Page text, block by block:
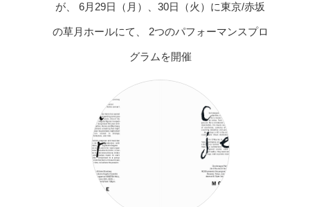
が、 6月29日（月）、30日（火）に東京/赤坂
の草月ホールにて、 2つのパフォーマンスプロ
グラムを開催